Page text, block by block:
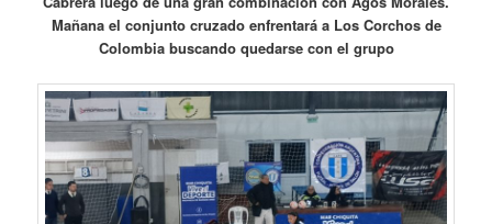
Mañana el conjunto cruzado enfrentará a Los Corchos de
Colombia buscando quedarse con el grupo